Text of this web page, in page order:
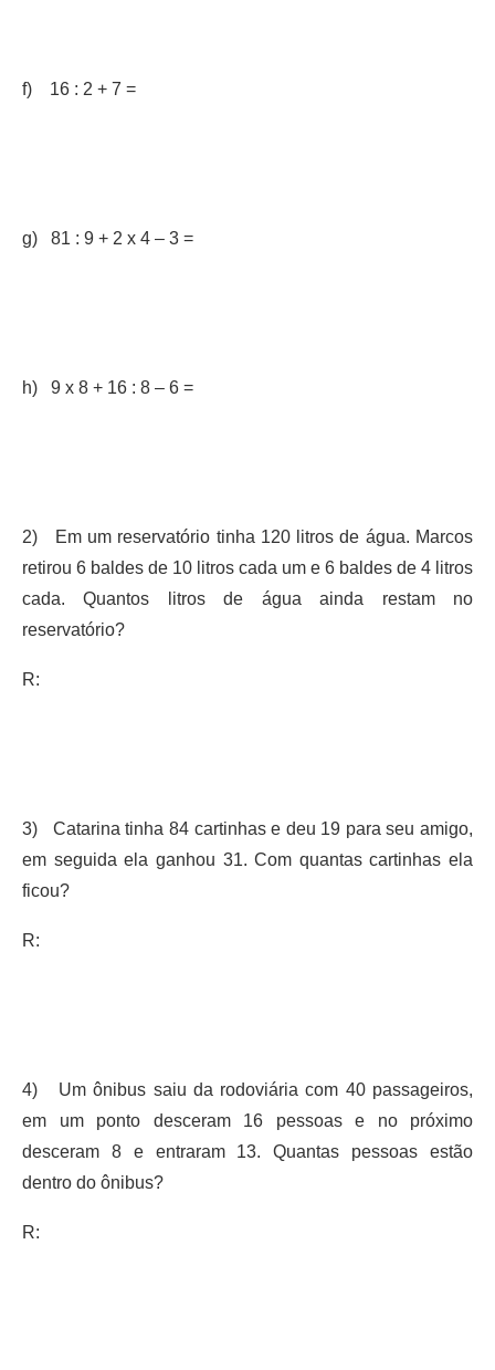
f) 16 : 2 + 7 =
g) 81 : 9 + 2 x 4 – 3 =
h) 9 x 8 + 16 : 8 – 6 =
2) Em um reservatório tinha 120 litros de água. Marcos
retirou 6 baldes de 10 litros cada um e 6 baldes de 4 litros
cada. Quantos litros de água ainda restam no
reservatório?
R:
3) Catarina tinha 84 cartinhas e deu 19 para seu amigo,
em seguida ela ganhou 31. Com quantas cartinhas ela
ficou?
R:
4) Um ônibus saiu da rodoviária com 40 passageiros,
em um ponto desceram 16 pessoas e no próximo
desceram 8 e entraram 13. Quantas pessoas estão
dentro do ônibus?
R: